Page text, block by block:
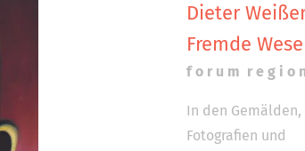
Dieter
Fremde
f o r u m r e g i o
In den Gemälden,
Fotografien und